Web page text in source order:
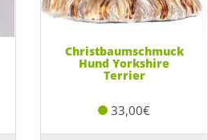
Christbaumschmuck
Hund Yorkshire
Terrier
33,00€